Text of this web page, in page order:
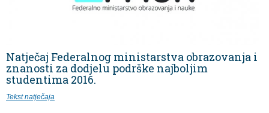
Natječaj Federalnog ministarstva obrazovanja i
znanosti za dodjelu podrške najboljim
studentima 2016.
Tekst natječaja